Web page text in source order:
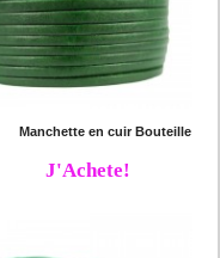
Manchette en cuir Bouteille
J'Achete!